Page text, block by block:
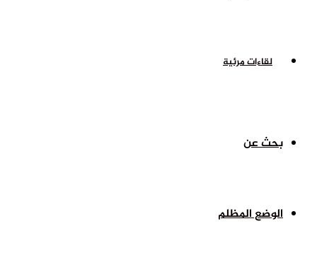
لقاءات مرئية
بحث عن
الوضع المظلم